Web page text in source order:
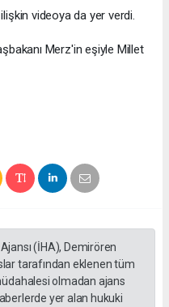
videoya da yer verdi.
Merz'in eşiyle Millet
(İHA), Demirören
tarafından eklenen tüm
olmadan ajans
yer alan hukuki